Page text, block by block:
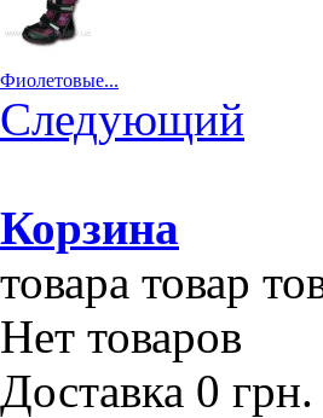
Фиолетовые...
Следующий
Корзина
товара товар
Нет товаров
Доставка 0 грн.